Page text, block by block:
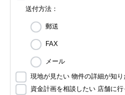
送付方法：
郵送
FAX
メール
現地が見たい 物件の詳細が知り
資金計画を相談したい 店舗に